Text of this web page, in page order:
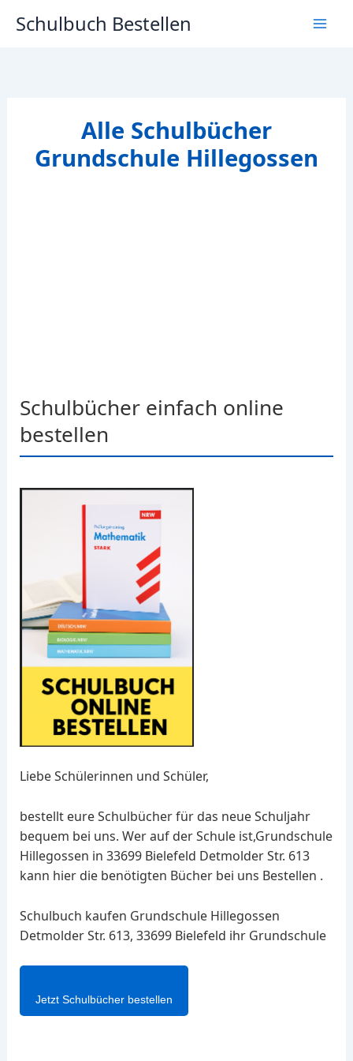
InhaltSchulbuch Bestellen
Alle Schulbücher
Grundschule Hillegossen
Schulbücher einfach online
bestellen
Liebe Schülerinnen und Schüler,
bestellt eure Schulbücher für das neue Schuljahr
bequem bei uns. Wer auf der Schule ist,Grundschule
Hillegossen in 33699 Bielefeld Detmolder Str. 613
kann hier die benötigten Bücher bei uns Bestellen .
Schulbuch kaufen Grundschule Hillegossen
Detmolder Str. 613, 33699 Bielefeld ihr Grundschule
Jetzt Schulbücher bestellen